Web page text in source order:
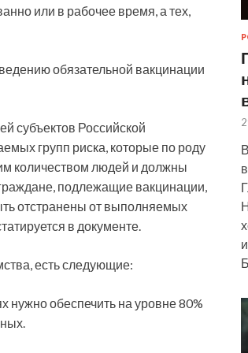
или в рабочее время, а тех,
обязательной вакцинации
субъектов Российской
групп риска, которые по роду
количеством людей и должны
подлежащие вакцинации,
отстранены от выполняемых
в документе.
есть следующие:
нужно обеспечить на уровне 80%